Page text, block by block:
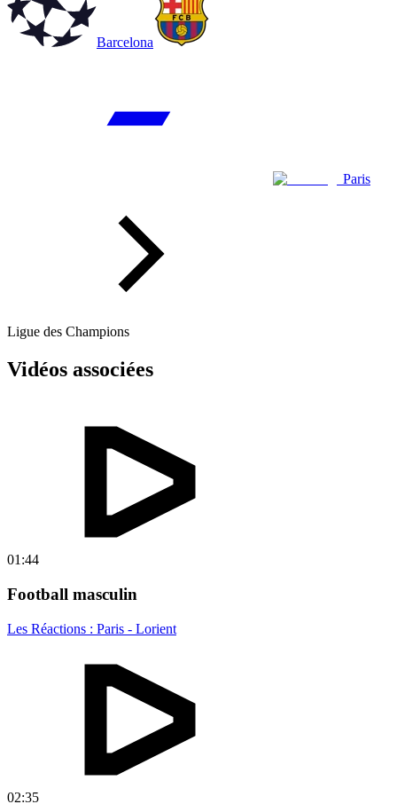
Barcelona
Paris
Ligue des Champions
Vidéos associées
01:44
Football masculin
Les Réactions : Paris - Lorient
02:35